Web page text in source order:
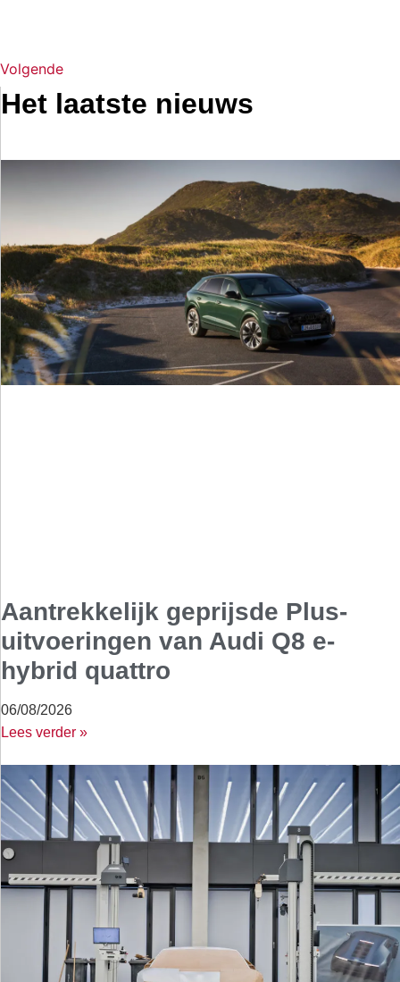
Volgende
Het laatste nieuws
Aantrekkelijk geprijsde Plus-
uitvoeringen van Audi Q8 e-
hybrid quattro
06/08/2026
Lees verder »